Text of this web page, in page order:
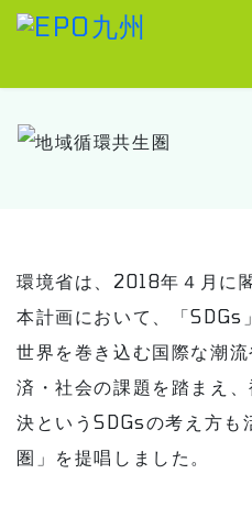
環境省は、2018年４月に
本計画において、「SDGs
世界を巻き込む国際な潮
済・社会の課題を踏まえ
決というSDGsの考え方も
圏」を提唱しました。